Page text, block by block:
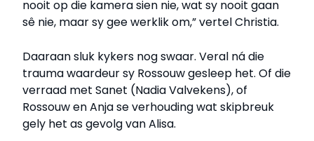
nooit op die kamera sien nie, wat sy nooit gaan
sê nie, maar sy gee werklik om,” vertel Christia.
Daaraan sluk kykers nog swaar. Veral ná die
trauma waardeur sy Rossouw gesleep het. Of die
verraad met Sanet (Nadia Valvekens), of
Rossouw en Anja se verhouding wat skipbreuk
gely het as gevolg van Alisa.